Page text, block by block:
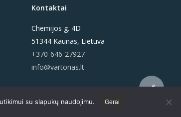
Share
Kontaktai
Chemijos g. 4D
51344 Kaunas, Lietuva
+370-646-27927
info@vartonas.lt
su slapukų naudojimu. Gerai